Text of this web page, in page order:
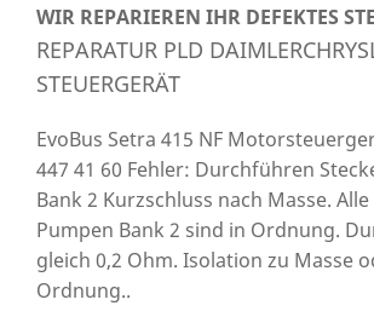
WIR REPARIEREN IHR DEFEKTES
REPARATUR PLD
STEUERGERÄT
EvoBus Setra 415 NF
447 41 60 Fehler: Durchführen
Bank 2 Kurzschluss nach Masse.
Pumpen Bank 2 sind in Ordnung.
gleich 0,2 Ohm. Isolation zu Masse
Ordnung..